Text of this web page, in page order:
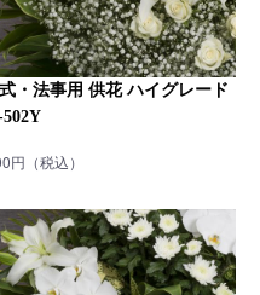
・法事用 供花 ハイグレード
円（税込）